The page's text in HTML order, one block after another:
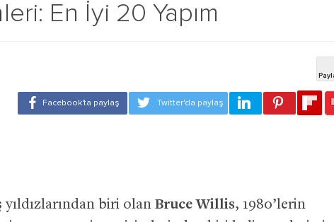
En İyi 20 Yapım
biri olan Bruce Willis, 1980’lerin